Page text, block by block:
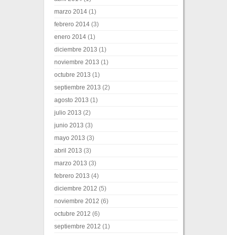
marzo 2014 (1)
febrero 2014 (3)
enero 2014 (1)
diciembre 2013 (1)
noviembre 2013 (1)
octubre 2013 (1)
septiembre 2013 (2)
agosto 2013 (1)
julio 2013 (2)
junio 2013 (3)
mayo 2013 (3)
abril 2013 (3)
marzo 2013 (3)
febrero 2013 (4)
diciembre 2012 (5)
noviembre 2012 (6)
octubre 2012 (6)
septiembre 2012 (1)